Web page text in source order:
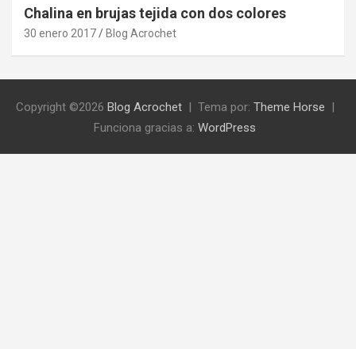
Chalina en brujas tejida con dos colores
30 enero 2017 Blog Acrochet
Copyright ©2026 Blog Acrochet Tema por: Theme Horse
Funciona gracias a: WordPress